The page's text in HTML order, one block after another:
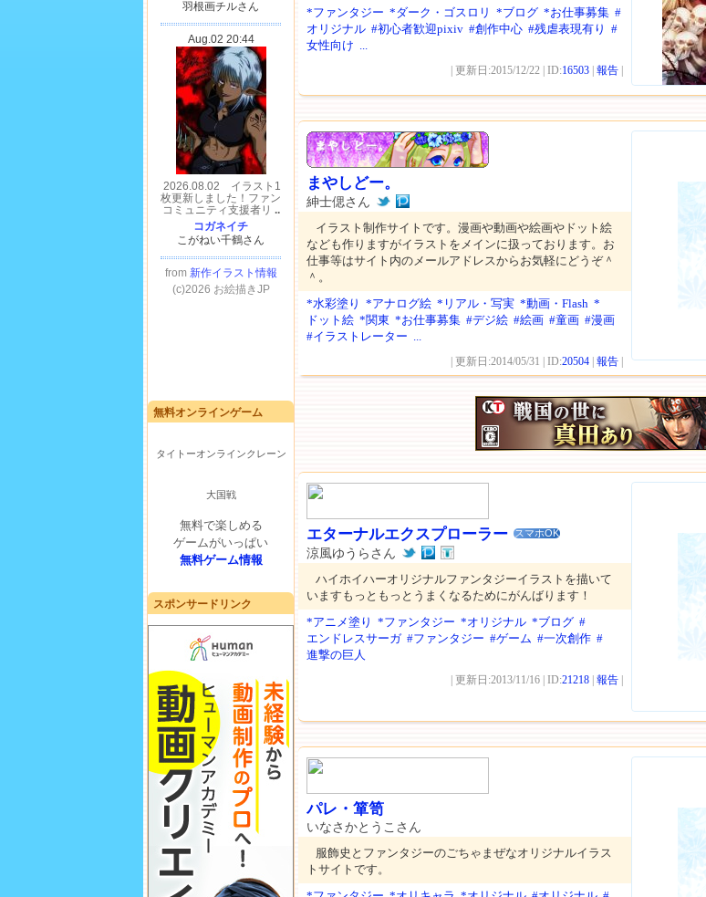
無料オンラインゲーム
タイトーオンラインクレーン
大国戦
無料で楽しめる
ゲームがいっぱい
無料ゲーム情報
スポンサードリンク
*ファンタジー *ダーク・ゴスロリ *ブログ *お仕事募集 #
オリジナル #初心者歓迎pixiv #創作中心 #残虐表現有り #
女性向け ...
| 更新日:2015/12/22 | ID:16503 報告
まやしどー。
紳士偲さん
イラスト制作サイトです。漫画や動画や絵画やドット絵
なども作りますがイラストをメインに扱っております。お
仕事等はサイト内のメールアドレスからお気軽にどうぞ＾
＾。
*水彩塗り *アナログ絵 *リアル・写実 *動画・Flash *
ドット絵 *関東 *お仕事募集 #デジ絵 #絵画 #童画 #漫画
#イラストレーター ...
| 更新日:2014/05/31 | ID:20504 報告
エターナルエクスプローラー スマホOK
涼風ゆうらさん
ハイホイハーオリジナルファンタジーイラストを描いて
いますもっともっとうまくなるためにがんばります！
*アニメ塗り *ファンタジー *オリジナル *ブログ #
エンドレスサーガ #ファンタジー #ゲーム #一次創作 #
進撃の巨人
| 更新日:2013/11/16 | ID:21218 報告
パレ・箪笥
いなさかとうこさん
服飾史とファンタジーのごちゃまぜなオリジナルイラス
トサイトです。